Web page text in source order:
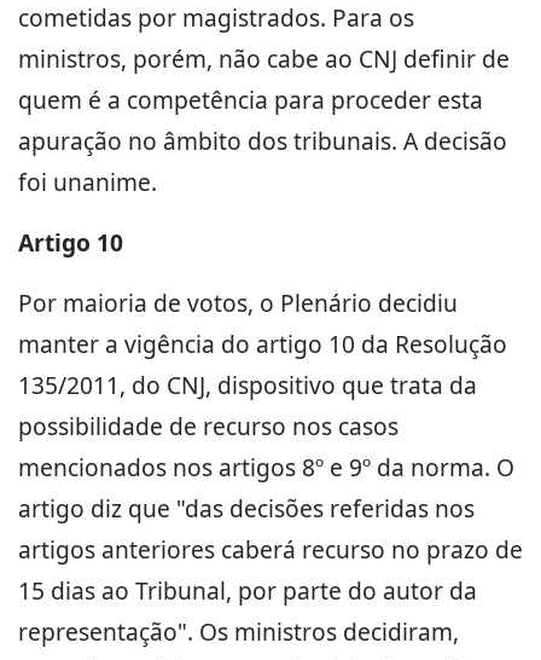
cometidas por magistrados. Para os
ministros, porém, não cabe ao CNJ definir de
quem é a competência para proceder esta
apuração no âmbito dos tribunais. A decisão
foi unanime.
Artigo 10
Por maioria de votos, o Plenário decidiu
manter a vigência do artigo 10 da Resolução
135/2011, do CNJ, dispositivo que trata da
possibilidade de recurso nos casos
mencionados nos artigos 8º e 9º da norma. O
artigo diz que "das decisões referidas nos
artigos anteriores caberá recurso no prazo de
15 dias ao Tribunal, por parte do autor da
representação". Os ministros decidiram,